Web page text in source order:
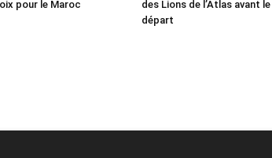
pour le Maroc
des Lions de l’Atlas avant
départ